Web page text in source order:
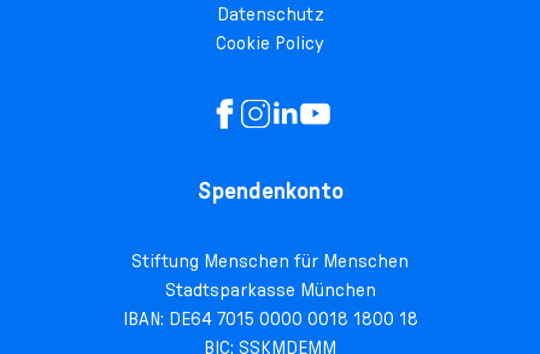
Datenschutz
Cookie Policy
Spendenkonto
Stiftung Menschen für Menschen
Stadtsparkasse München
IBAN: DE64 7015 0000 0018 1800 18
BIC: SSKMDEMM